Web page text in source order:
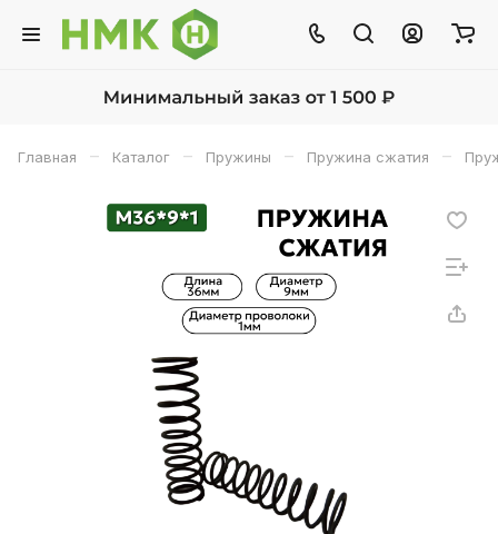
Главная – Каталог – Пружины – Пружина сжатия –